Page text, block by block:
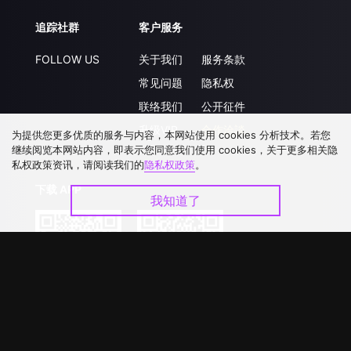
追踪社群
FOLLOW US
客户服务
关于我们
常见问题
联络我们
升级VIP
服务条款
隐私权
公开征件
合作洽談
下载 APP
为提供您更多优质的服务与内容，本网站使用 cookies 分析技术。若您
继续阅览本网站内容，即表示您同意我们使用 cookies，关于更多相关隐
私权政策资讯，请阅读我们的隐私权政策。
我知道了